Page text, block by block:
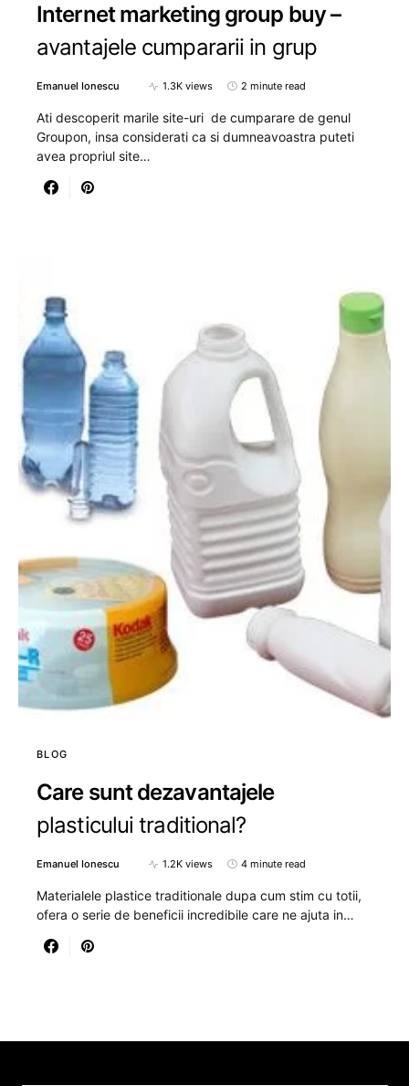
Internet marketing group buy –
avantajele cumpararii in grup
Emanuel Ionescu 1.3K views 2 minute read
Ati descoperit marile site-uri de cumparare de genul
Groupon, insa considerati ca si dumneavoastra puteti
avea propriul site…
BLOG
Care sunt dezavantajele
plasticului traditional?
Emanuel Ionescu 1.2K views 4 minute read
Materialele plastice traditionale dupa cum stim cu totii,
ofera o serie de beneficii incredibile care ne ajuta in…